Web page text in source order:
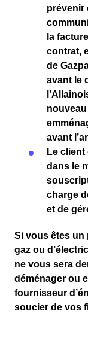
prévenir
la
contrat,
de
avant le
avant
Le
dans le
charge
et de
Si vous êtes un
gaz ou
ne vous sera
déménager ou
fournisseur
soucier de vos